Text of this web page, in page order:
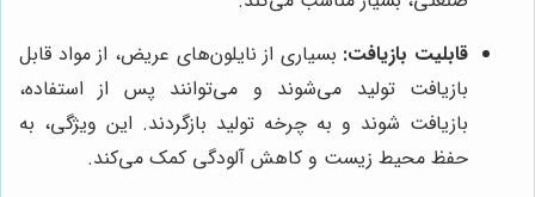
قابلیت بازیافت: بسیاری از نایلون‌های عریض، از مواد قابل
بازیافت تولید می‌شوند و می‌توانند پس از استفاده،
بازیافت شوند و به چرخه تولید بازگردند. این ویژگی، به
حفظ محیط زیست و کاهش آلودگی کمک می‌کند.